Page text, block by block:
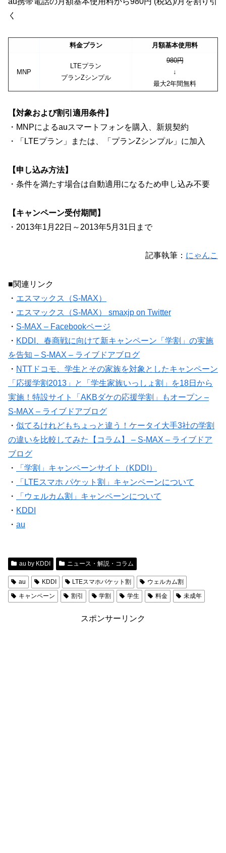
く
料金プラン 月額基本使用料
MNP
LTEプラン
プランZシンプル
980円
↓
最大2年間無料
【対象および割引適用条件】
・MNPによるauスマートフォンを購入、新規契約
・「LTEプラン」または、「プランZシンプル」に加入
【申し込み方法】
・条件を満たす場合は自動適用になるため申し込み不要
【キャンペーン受付期間】
・2013年1月22日～2013年5月31日まで
記事執筆： にゃんこ
■関連リンク
・ エスマックス（S-MAX）
・ エスマックス（S-MAX） smaxjp on Twitter
・ S-MAX – Facebookページ
・ KDDI、春商戦に向けて新キャンペーン「学割」の実施
を告知 – S-MAX – ライブドアブログ
・ NTTドコモ、学生とその家族を対象としたキャンペーン
「応援学割2013」と「学生家族いっしょ割」を18日から
実施！特設サイト「AKBダケの応援学割」もオープン –
S-MAX – ライブドアブログ
・ 似てるけれどもちょっと違う！ケータイ大手3社の学割
の違いを比較してみた【コラム】 – S-MAX – ライブドア
ブログ
・
「学割」キャンペーンサイト（KDDI）
・
「LTEスマホ パケット割」キャンペーンについて
・
「ウェルカム割」キャンペーンについて
・ KDDI
・ au
au by KDDI ニュース・解説・コラム
au KDDI LTEスマホパケット割
ウェルカム割
キャンペーン
割引 学割 学生 料金 未成年
スポンサーリンク